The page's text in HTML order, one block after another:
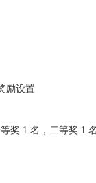
励设置
1 名，二等奖 1